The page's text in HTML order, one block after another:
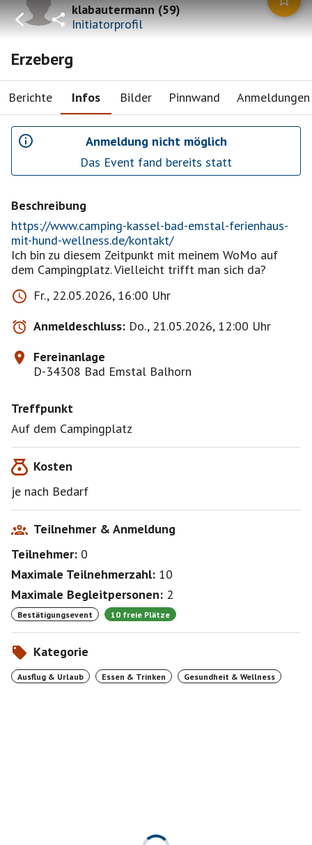
klabautermann(59)
Initiatorprofil
Erzeberg
Berichte Infos Bilder Pinnwand Anmeldungen
Anmeldung nicht möglich
Das Event fand bereits statt
Beschreibung
https://www.camping-kassel-bad-emstal-ferienhaus-
mit-hund-wellness.de/kontakt/
Ich bin zu diesem Zeitpunkt mit meinem WoMo auf
dem Campingplatz. Vielleicht trifft man sich da?
Fr., 22.05.2026, 16:00 Uhr
Anmeldeschluss: Do., 21.05.2026, 12:00 Uhr
Fereinanlage
D-34308 Bad Emstal Balhorn
Treffpunkt
Auf dem Campingplatz
Kosten
je nach Bedarf
Teilnehmer & Anmeldung
Teilnehmer: 0
Maximale Teilnehmerzahl: 10
Maximale Begleitpersonen: 2
Bestätigungsevent 10 freie Plätze
Kategorie
Ausflug & Urlaub Essen & Trinken Gesundheit & Wellness